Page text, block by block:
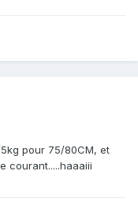
pour 75/80CM, et
courant.....haaaiii